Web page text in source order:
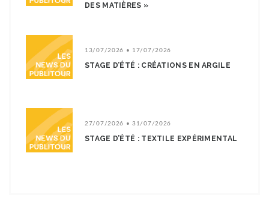
DES MATIÈRES »
13/07/2026 • 17/07/2026
STAGE D’ÉTÉ : CRÉATIONS EN ARGILE
27/07/2026 • 31/07/2026
STAGE D’ÉTÉ : TEXTILE EXPÉRIMENTAL